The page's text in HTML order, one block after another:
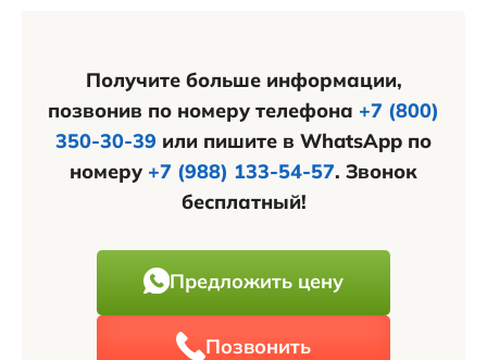
Получите больше информации,
позвонив по номеру телефона +7 (800)
350-30-39 или пишите в WhatsApp по
номеру +7 (988) 133-54-57. Звонок
бесплатный!
Предложить цену
Позвонить